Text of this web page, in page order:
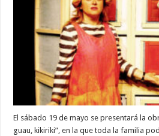
El sábado 19 de mayo se presentará la
guau, kikiriki”, en la que toda la familia